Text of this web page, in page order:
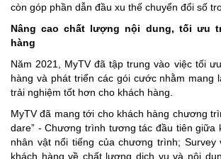
còn góp phần dẫn đầu xu thế chuyển đổi số
Nâng cao chất lượng nội dung, tối ưu
hàng
Năm 2021, MyTV đã tập trung vào việc tối
hàng và phát triển các gói cước nhằm mang
trải nghiệm tốt hơn cho khách hàng.
MyTV đã mang tới cho khách hàng chương
dare” - Chương trình tương tác đầu tiên giữa
nhân vật nổi tiếng của chương trình; Survey
khách hàng về chất lượng dịch vụ và nội